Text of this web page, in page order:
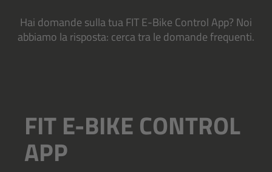
Hai domande sulla tua FIT E-Bike Control App? Noi
abbiamo la risposta: cerca tra le domande frequenti.
FIT E-BIKE CONTROL
APP